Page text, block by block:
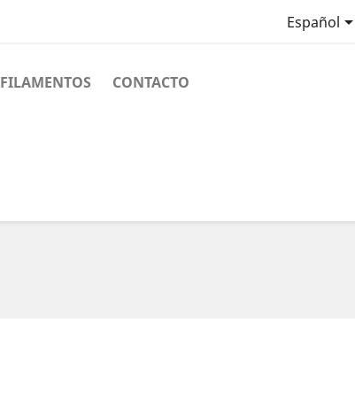
Español
FILAMENTOS CONTACTO